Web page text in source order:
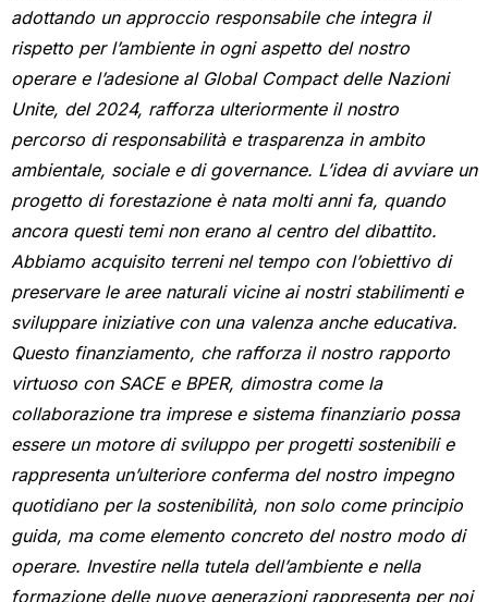
adottando un approccio responsabile che integra il
rispetto per l’ambiente in ogni aspetto del nostro
operare e l’adesione al Global Compact delle Nazioni
Unite, del 2024, rafforza ulteriormente il nostro
percorso di responsabilità e trasparenza in ambito
ambientale, sociale e di governance. L’idea di avviare un
progetto di forestazione è nata molti anni fa, quando
ancora questi temi non erano al centro del dibattito.
Abbiamo acquisito terreni nel tempo con l’obiettivo di
preservare le aree naturali vicine ai nostri stabilimenti e
sviluppare iniziative con una valenza anche educativa.
Questo finanziamento, che rafforza il nostro rapporto
virtuoso con SACE e BPER, dimostra come la
collaborazione tra imprese e sistema finanziario possa
essere un motore di sviluppo per progetti sostenibili e
rappresenta un’ulteriore conferma del nostro impegno
quotidiano per la sostenibilità, non solo come principio
guida, ma come elemento concreto del nostro modo di
operare. Investire nella tutela dell’ambiente e nella
formazione delle nuove generazioni rappresenta per noi